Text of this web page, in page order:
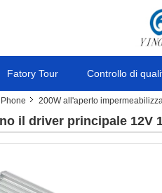
Fatory Tour Controllo di
200W all'aperto
il driver principale 12V